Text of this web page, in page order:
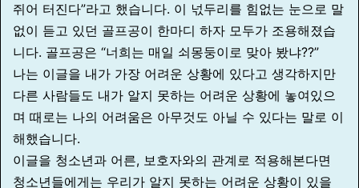
쥐어 터진다”라고 했습니다. 이 넋두리를 힘없는 눈으로 말
없이 듣고 있던 골프공이 한마디 하자 모두가 조용해졌습
니다. 골프공은 “너희는 매일 쇠몽둥이로 맞아 봤냐??”
나는 이글을 내가 가장 어려운 상황에 있다고 생각하지만
다른 사람들도 내가 알지 못하는 어려운 상황에 놓여있으
며 때로는 나의 어려움은 아무것도 아닐 수 있다는 말로 이
해했습니다.
이글을 청소년과 어른, 보호자와의 관계로 적용해본다면
청소년들에게는 우리가 알지 못하는 어려운 상황이 있을